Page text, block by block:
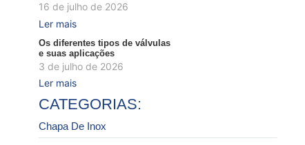
16 de julho de 2026
Ler mais
Os diferentes tipos de válvulas
e suas aplicações
3 de julho de 2026
Ler mais
CATEGORIAS:
Chapa De Inox